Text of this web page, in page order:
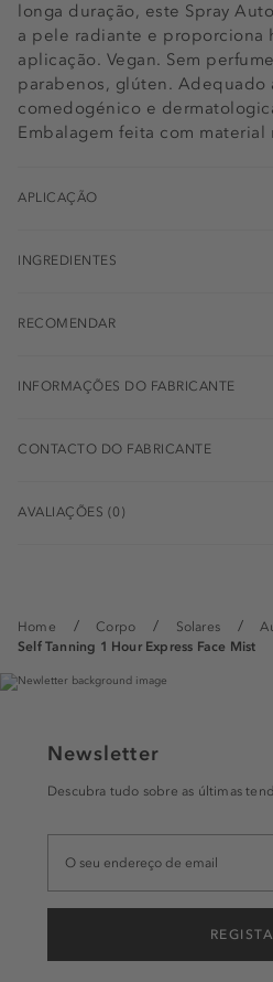
Home Corpo Solares
Self Tanning 1 Hour Express Face Mist
longa duração, este Spray
a pele radiante e proporciona
aplicação. Vegan. Sem
parabenos, glúten. Adequado
comedogénico e
Embalagem feita com material
APLICAÇÃO
INGREDIENTES
RECOMENDAR
INFORMAÇÕES DO FABRICANTE
CONTACTO DO FABRICANTE
AVALIAÇÕES (0)
Newsletter
Descubra tudo sobre as últimas